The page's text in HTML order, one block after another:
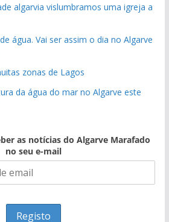
algarvia vislumbramos uma igreja a
água. Vai ser assim o dia no Algarve
zonas de Lagos
da água do mar no Algarve este
as notícias do Algarve Marafado
no seu e-mail